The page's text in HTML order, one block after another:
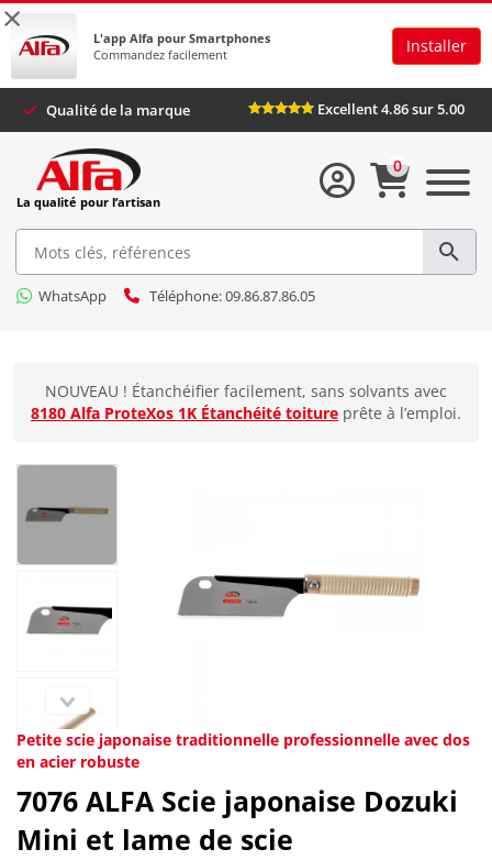
×
L'app Alfa pour Smartphones
Commandez facilement
Installer
Qualité de la marque Excellent 4.86 sur 5.00
La qualité pour l’artisan
WhatsApp Téléphone: 09.86.87.86.05
0
NOUVEAU ! Étanchéifier facilement, sans solvants avec
8180 Alfa ProteXos 1K Étanchéité toiture prête à l’emploi.
Petite scie japonaise traditionnelle professionnelle avec dos
en acier robuste
7076 ALFA Scie japonaise Dozuki
Mini et lame de scie